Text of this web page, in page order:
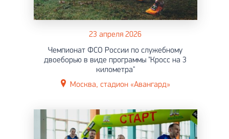
23 апреля 2026
Чемпионат ФСО России по служебному
двоеборью в виде программы "Кросс на 3
километра"
Москва, стадион «Авангард»